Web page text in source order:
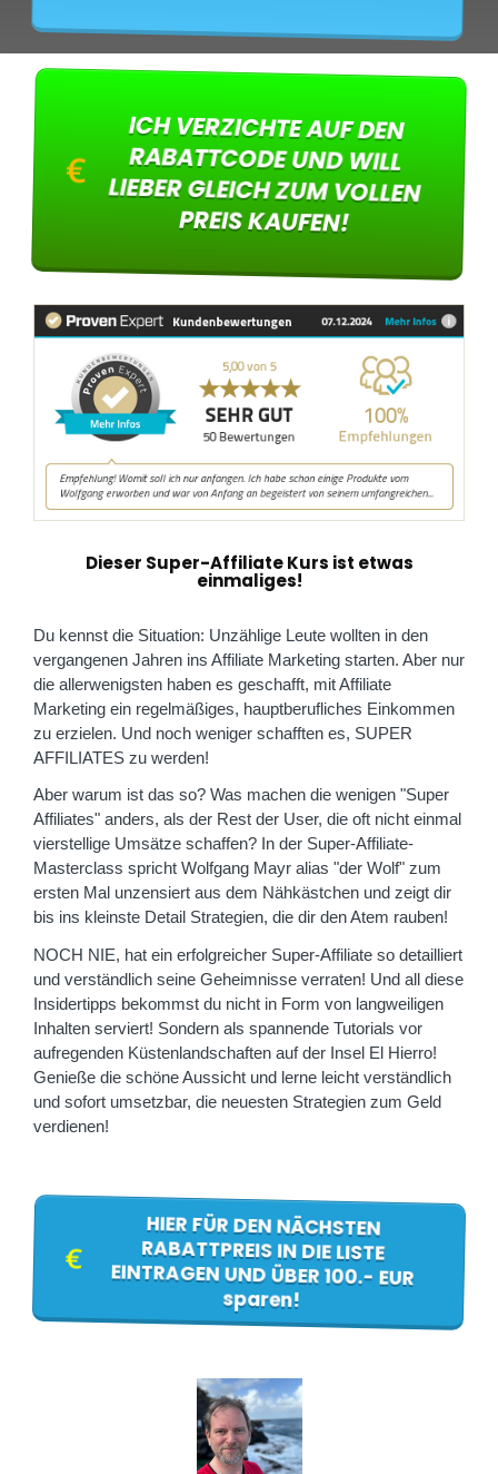
ICH VERZICHTE AUF DEN
RABATTCODE UND WILL
LIEBER GLEICH ZUM VOLLEN
PREIS KAUFEN!
Dieser Super-Affiliate Kurs ist etwas
einmaliges!
Du kennst die Situation: Unzählige Leute wollten in den
vergangenen Jahren ins Affiliate Marketing starten. Aber nur
die allerwenigsten haben es geschafft, mit Affiliate
Marketing ein regelmäßiges, hauptberufliches Einkommen
zu erzielen. Und noch weniger schafften es, SUPER
AFFILIATES zu werden!
Aber warum ist das so? Was machen die wenigen "Super
Affiliates" anders, als der Rest der User, die oft nicht einmal
vierstellige Umsätze schaffen? In der Super-Affiliate-
Masterclass spricht Wolfgang Mayr alias "der Wolf" zum
ersten Mal unzensiert aus dem Nähkästchen und zeigt dir
bis ins kleinste Detail Strategien, die dir den Atem rauben!
NOCH NIE, hat ein erfolgreicher Super-Affiliate so detailliert
und verständlich seine Geheimnisse verraten! Und all diese
Insidertipps bekommst du nicht in Form von langweiligen
Inhalten serviert! Sondern als spannende Tutorials vor
aufregenden Küstenlandschaften auf der Insel El Hierro!
Genieße die schöne Aussicht und lerne leicht verständlich
und sofort umsetzbar, die neuesten Strategien zum Geld
verdienen!
HIER FÜR DEN NÄCHSTEN
RABATTPREIS IN DIE LISTE
EINTRAGEN UND ÜBER 100.- EUR
sparen!